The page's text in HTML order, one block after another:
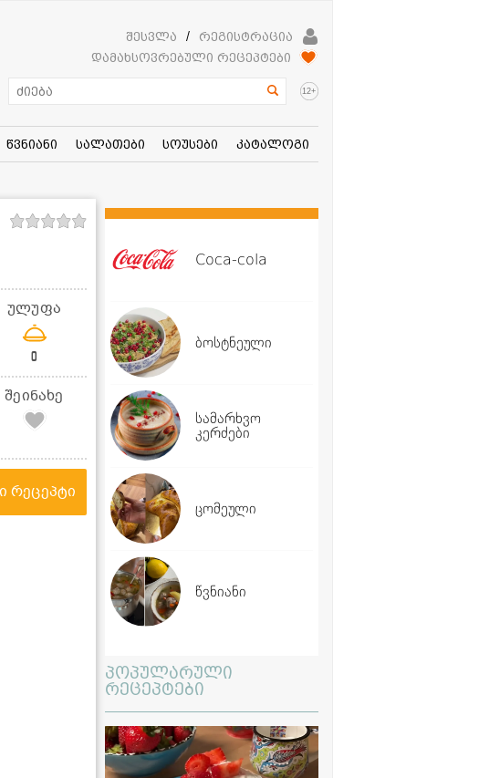
შესვლა /
რეგისტრაცია
დამახსოვრებული რეცეპტები
12+
წვნიანი სალათები სოუსები კატალოგი
ულუფა
0
შეინახე
რეცეპტი
Coca-cola
ბოსტნეული
სამარხვო
კერძები
ცომეული
წვნიანი
პოპულარული
რეცეპტები